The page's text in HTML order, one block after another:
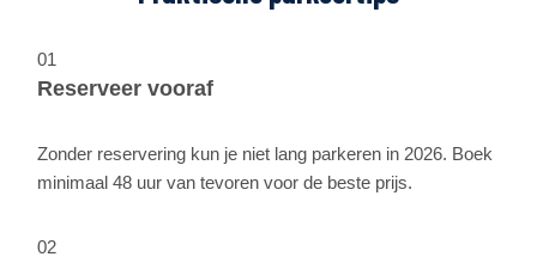
01
Reserveer vooraf
Zonder reservering kun je niet lang parkeren in 2026. Boek
minimaal 48 uur van tevoren voor de beste prijs.
02